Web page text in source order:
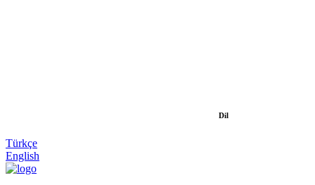
Dil
Türkçe
English